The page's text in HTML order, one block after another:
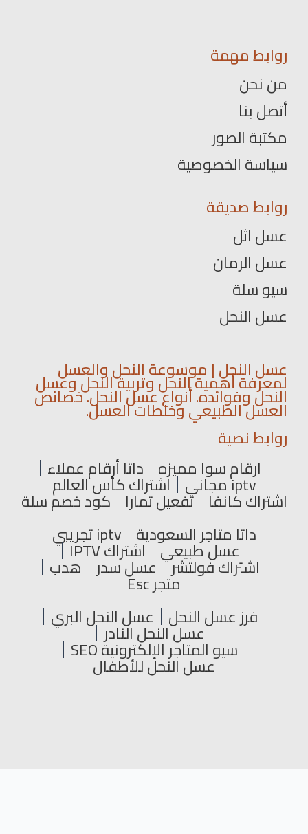
روابط مهمة
من نحن
أتصل بنا
مكتبة الصور
سياسة الخصوصية
روابط صديقة
عسل اثل
عسل الرمان
سيو سلة
عسل النحل
عسل النحل | موسوعة النحل والعسل
لمعرفة أهمية النحل وتربية النحل وعسل
النحل وفوائده. أنواع عسل النحل. خصائص
العسل الطبيعي وخلطات العسل.
روابط نصية
ارقام سوا مميزه داتا أرقام عملاء
iptv مجاني اشتراك كأس العالم
اشتراك كانفا تفعيل تمارا كود خصم سلة
داتا متاجر السعودية iptv تجريبي
عسل طبيعي اشتراك IPTV
اشتراك فولتشر عسل سدر هدب
متجر Esc
فرز عسل النحل عسل النحل البري
عسل النحل النادر
سيو المتاجر الإلكترونية SEO
عسل النحل للأطفال